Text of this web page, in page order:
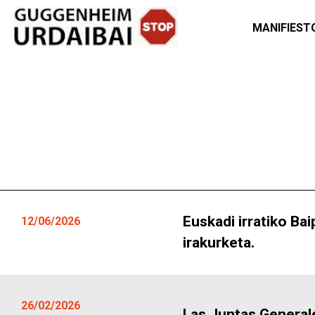
12/06/2026
Euskadi irratiko
irakurketa.
26/02/2026